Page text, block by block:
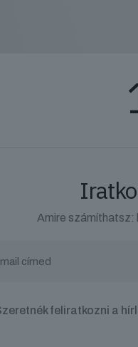
Amire számíthatsz:
feliratkozni a